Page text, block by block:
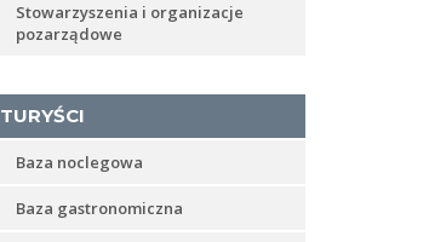
Stowarzyszenia i organizacje
pozarządowe
TURYŚCI
Baza noclegowa
Baza gastronomiczna